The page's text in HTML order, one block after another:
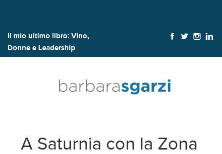
Il mio ultimo libro: Vino,
Donne e Leadership
A Saturnia con la Zona